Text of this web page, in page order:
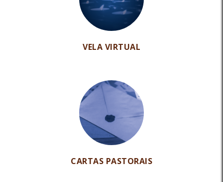
VELA VIRTUAL
CARTAS PASTORAIS